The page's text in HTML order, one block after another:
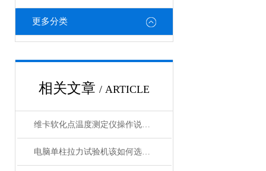
更多分类
相关文章 / ARTICLE
维卡软化点温度测定仪操作说明与安装方式
电脑单柱拉力试验机该如何选购呢？